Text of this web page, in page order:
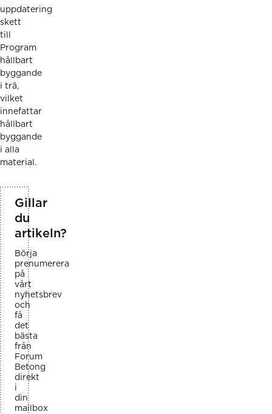
uppdatering
skett
till
Program
hållbart
byggande
i trä,
vilket
innefattar
hållbart
byggande
i alla
material.
Gillar
du
artikeln?
Börja
prenumerera
på
vårt
nyhetsbrev
och
få
det
bästa
från
Forum
Betong
direkt
i
din
mailbox